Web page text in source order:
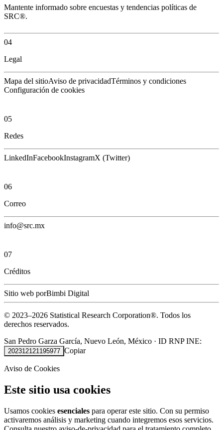
Mantente informado sobre encuestas y tendencias políticas de
SRC®.
04
Legal
Mapa del sitioAviso de privacidadTérminos y condiciones
Configuración de cookies
05
Redes
LinkedInFacebookInstagramX (Twitter)
06
Correo
info@src.mx
07
Créditos
Sitio web porBimbi Digital
© 2023–2026 Statistical Research Corporation®. Todos los
derechos reservados.
San Pedro Garza García, Nuevo León, México · ID RNP INE:
202312121195977 Copiar
Aviso de Cookies
Este sitio usa cookies
Usamos cookies esenciales para operar este sitio. Con su permiso
activaremos análisis y marketing cuando integremos esos servicios.